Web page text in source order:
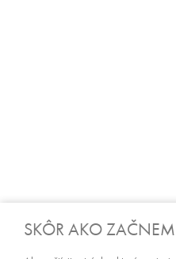
SKÔR AKO